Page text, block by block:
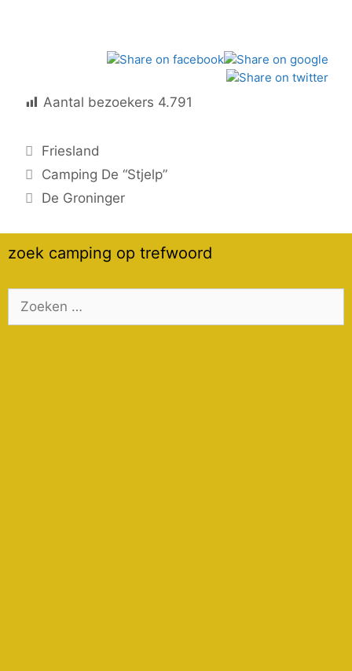
Aantal bezoekers 4.791
Categorieën
Friesland
Camping De “Stjelp”
De Groninger
zoek camping op trefwoord
Zoek